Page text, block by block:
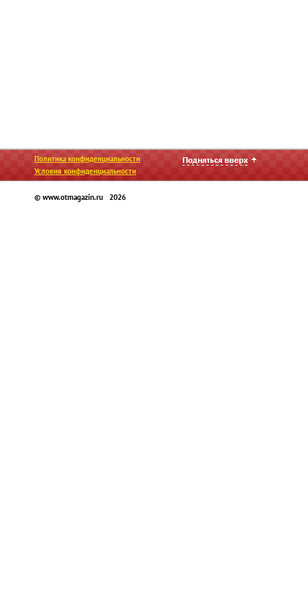
Политика конфиденциальности
Условия конфиденциальности
© www.otmagazin.ru 2026